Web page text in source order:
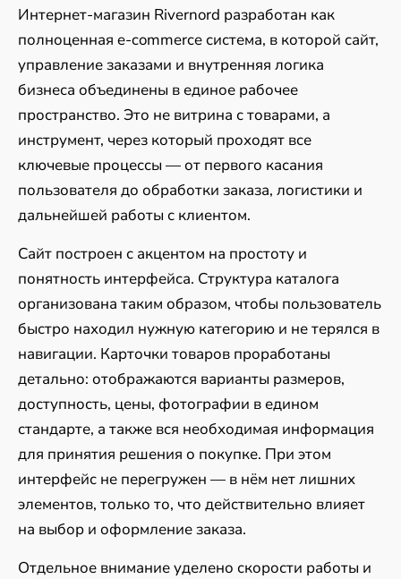
Интернет-магазин Rivernord разработан как
полноценная e-commerce система, в которой сайт,
управление заказами и внутренняя логика
бизнеса объединены в единое рабочее
пространство. Это не витрина с товарами, а
инструмент, через который проходят все
ключевые процессы — от первого касания
пользователя до обработки заказа, логистики и
дальнейшей работы с клиентом.
Сайт построен с акцентом на простоту и
понятность интерфейса. Структура каталога
организована таким образом, чтобы пользователь
быстро находил нужную категорию и не терялся в
навигации. Карточки товаров проработаны
детально: отображаются варианты размеров,
доступность, цены, фотографии в едином
стандарте, а также вся необходимая информация
для принятия решения о покупке. При этом
интерфейс не перегружен — в нём нет лишних
элементов, только то, что действительно влияет
на выбор и оформление заказа.
Отдельное внимание уделено скорости работы и